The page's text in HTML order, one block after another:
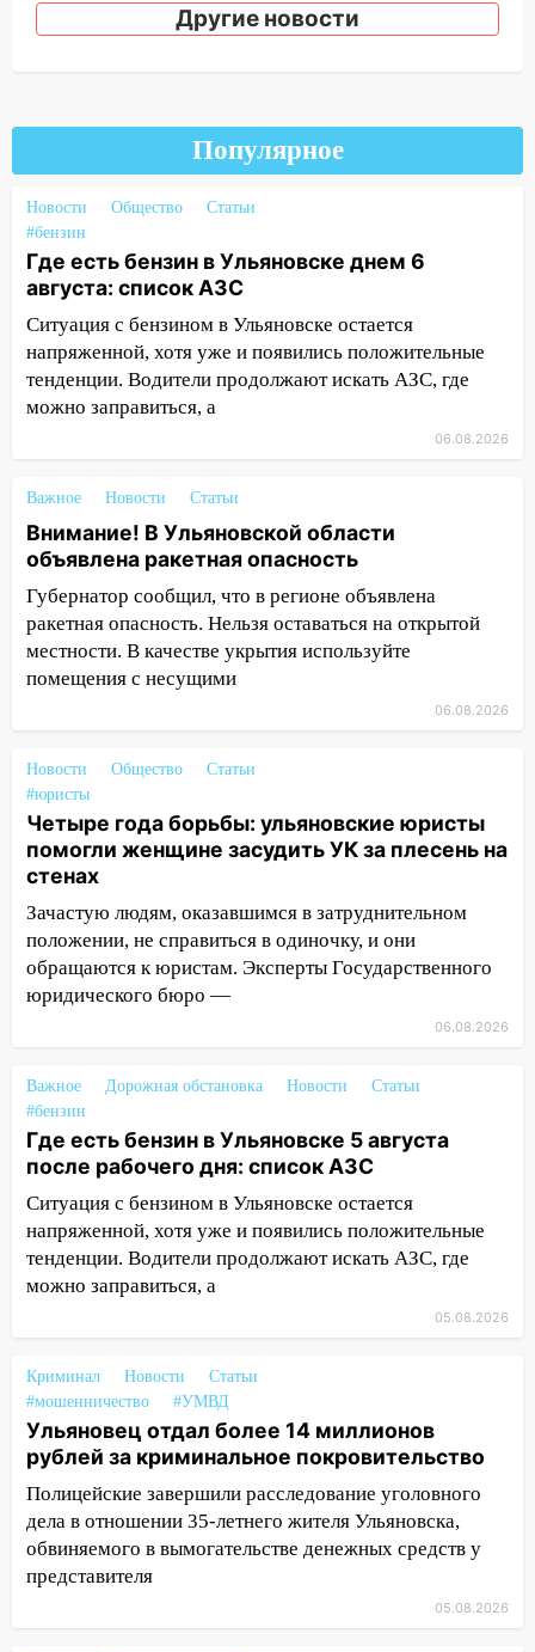
Мошенники обманули 92-летнюю
заработал уголовное дело
Ульяновской области
18:00 Мотофристайл, рок и силовой
экстрим: в Ульяновске пройдет
большой фестиваль «Наше время»
17:30 Где есть бензин в Ульяновске 5
августа после рабочего дня: список АЗС
«Обыск» по видеосвязи: в
16:12 Едва не перерезал горло: в
Вешкайме посиделки с судимым
знакомым закончились для женщины
больницей
16:06 18-летняя девушка без прав
перевернулась на мопеде и попала в
миллионов рублей за криминальное
покровительство
15:32 На «кольце» кроссовер сбил 18-
летнего мопедиста
15:00 В Ульяновске после тройного ДТП
госпитализировали 25-летнего байкера
14:32 На Ульяновскую область
надвигается жара
подробности серьезной аварии на
Фруктовой
13:30 В Димитровграде на улице
Трудовой горело здание
13:00 Водитель без прав врезался в
припаркованный автомобиль
12:37
Переезжал «зебру» на
Железнодорожном районе горела дача
11:33 В Засвияжье под колёса авто
попал мужчина
11:17 В Радищевском районе сгорели
хозяйственные постройки
11:00 В Канадее горел жилой дом
Губернатор Ульяновской области:
Другие новости
Популярное
Новости Общество
Статьи
#бензин
Где есть бензин в Ульяновске днем 6
августа: список АЗС
Ситуация с бензином в Ульяновске остается
напряженной, хотя уже и появились положительные
тенденции. Водители продолжают искать АЗС, где
можно заправиться, а
06.08.2026
Важное Новости Статьи
Внимание! В Ульяновской области
объявлена ракетная опасность
Губернатор сообщил, что в регионе объявлена
ракетная опасность. Нельзя оставаться на открытой
местности. В качестве укрытия используйте
помещения с несущими
06.08.2026
Новости Общество
Статьи
#юристы
Четыре года борьбы: ульяновские юристы
помогли женщине засудить УК за плесень на
стенах
Зачастую людям, оказавшимся в затруднительном
положении, не справиться в одиночку, и они
обращаются к юристам. Эксперты Государственного
юридического бюро —
06.08.2026
Важное Дорожная обстановка Новости
Статьи
#бензин
Где есть бензин в Ульяновске 5 августа
после рабочего дня: список АЗС
Ситуация с бензином в Ульяновске остается
напряженной, хотя уже и появились положительные
тенденции. Водители продолжают искать АЗС, где
можно заправиться, а
05.08.2026
Криминал Новости
Статьи
#мошенничество
#УМВД
Ульяновец отдал более 14 миллионов
рублей за криминальное покровительство
Полицейские завершили расследование уголовного
дела в отношении 35-летнего жителя Ульяновска,
обвиняемого в вымогательстве денежных средств у
представителя
05.08.2026